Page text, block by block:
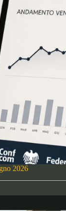
2026